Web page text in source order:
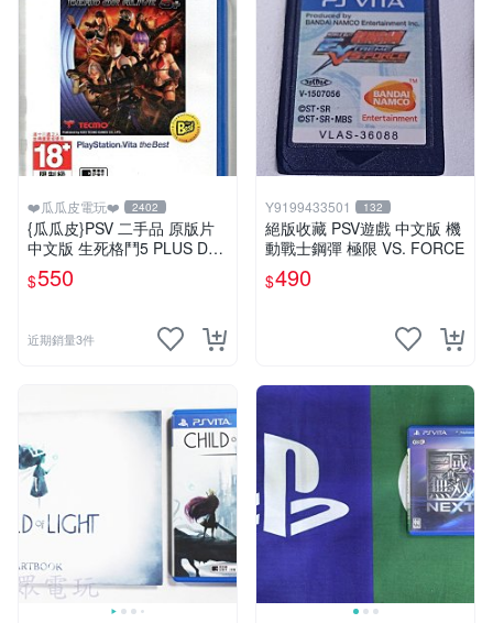
❤️瓜瓜皮電玩❤️ 2402
{瓜瓜皮}PSV 二手品 原版片
中文版 生死格鬥5 PLUS Dea
d or Alive 5(遊戲都有回收)
$550
近期銷量3件
Y9199433501 132
絕版收藏 PSV遊戲 中文版 機
動戰士鋼彈 極限 VS. FORCE
$490